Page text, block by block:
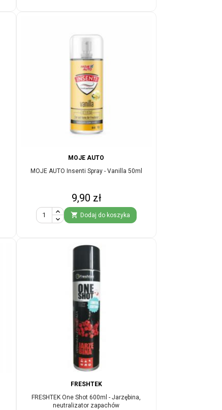
MOJE AUTO
MOJE AUTO Insenti Spray - Vanilla 50ml
Cena
9,90 zł
 Dodaj do koszyka
FRESHTEK
FRESHTEK One Shot 600ml - Jarzębina,
neutralizator zapachów